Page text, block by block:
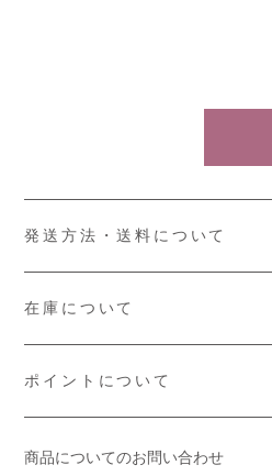
発送方法・送料について
在庫について
ポイントについて
商品についてのお問い合わせ